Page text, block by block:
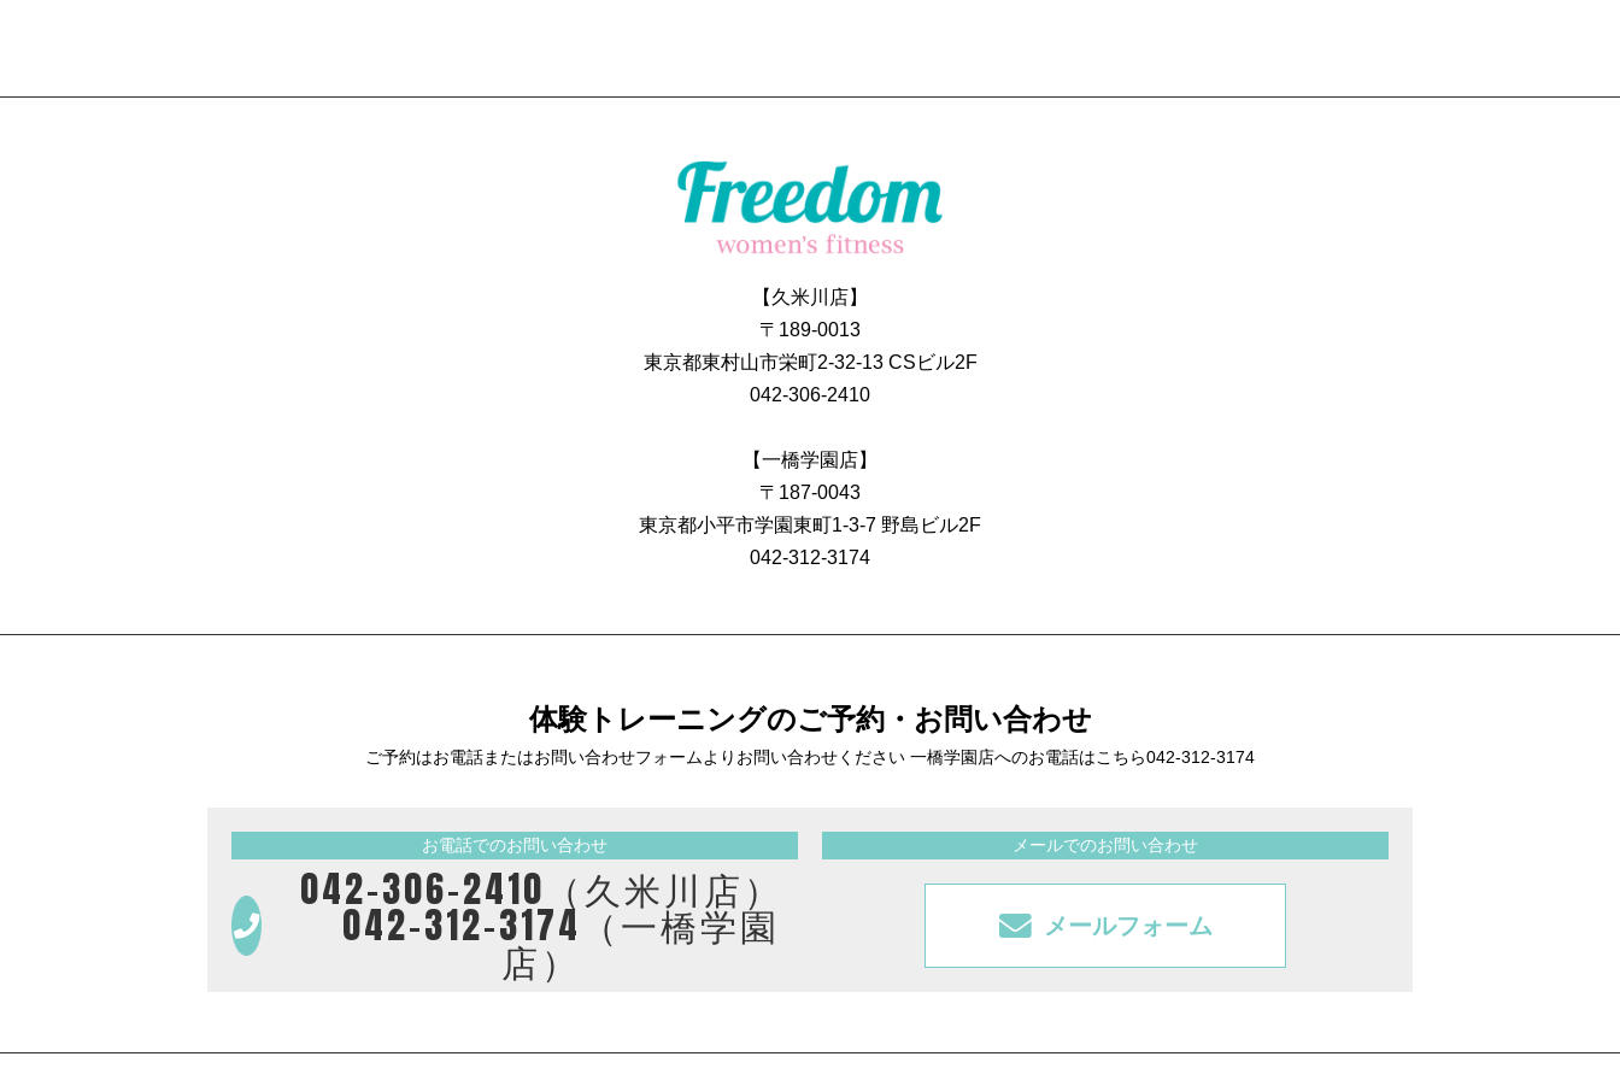
【久米川店】
〒189-0013
東京都東村山市栄町2-32-13 CSビル2F
042-306-2410
【一橋学園店】
〒187-0043
東京都小平市学園東町1-3-7 野島ビル2F
042-312-3174
体験トレーニングのご予約・お問い合わせ
ご予約はお電話またはお問い合わせフォームより お問い合わせください 一橋学園店へのお電話はこちら042-312-3174
お電話でのお問い合わせ
042-306-2410（久米川店）
042-312-3174（一橋学園
店）
メールでのお問い合わせ
メールフォーム